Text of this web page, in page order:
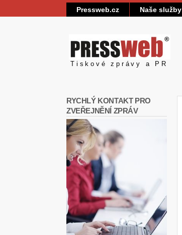
Pressweb.cz Naše služby
Pressweb
Tiskové zprávy a PR
RYCHLÝ KONTAKT PRO
ZVEŘEJNĚNÍ ZPRÁV